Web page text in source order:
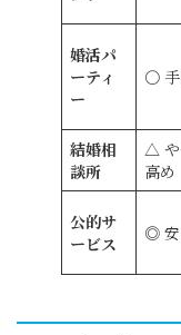
婚活パ
ーティ
ー
〇
結婚相
談所
△ や
高め
公的サ
ービス
◎ 安